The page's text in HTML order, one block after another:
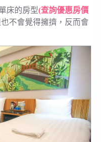
床的房型(查詢優惠房價
不會覺得擁擠，反而會